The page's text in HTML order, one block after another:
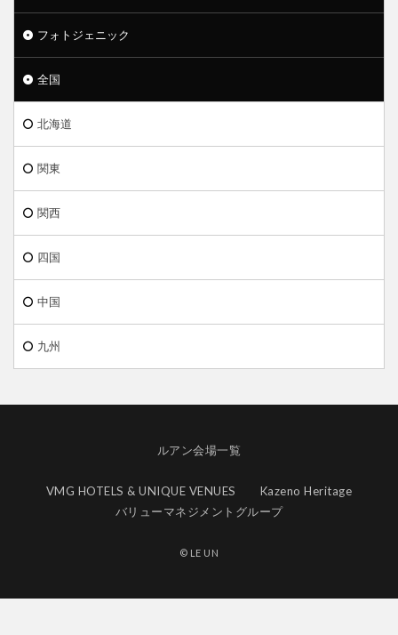
フォトジェニック
全国
北海道
関東
関西
四国
中国
九州
ルアン会場一覧
VMG HOTELS & UNIQUE VENUES
Kazeno Heritage
バリューマネジメントグループ
© LE UN